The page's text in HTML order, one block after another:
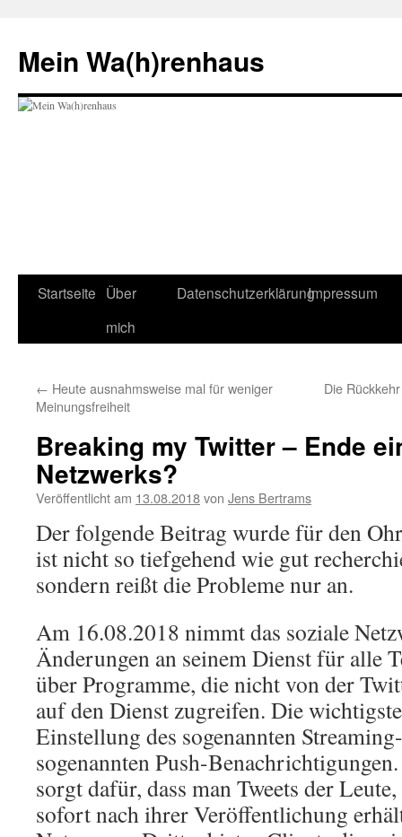
springen
Mein Wa(h)renhaus
Startseite Über
mich
DatenschutzerklärungImpressum
← Heute ausnahmsweise mal für weniger
Meinungsfreiheit
Die
Breaking my Twitter – Ende
Netzwerks?
Veröffentlicht am 13.08.2018von Jens Bertrams
Der folgende Beitrag wurde für den
ist nicht so tiefgehend wie gut
sondern reißt die Probleme nur an.
Am 16.08.2018 nimmt das soziale
Änderungen an seinem Dienst für alle
über Programme, die nicht von der
auf den Dienst zugreifen. Die
Einstellung des sogenannten
sogenannten Push-
sorgt dafür, dass man Tweets der
sofort nach ihrer Veröffentlichung